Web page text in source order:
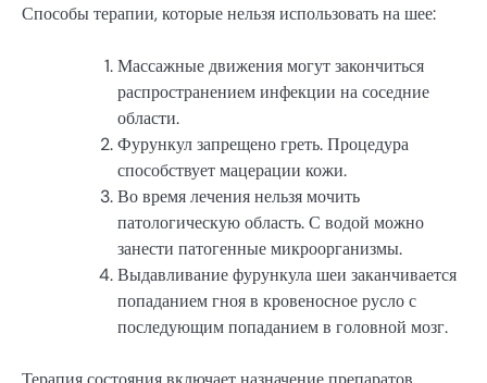
Способы терапии, которые нельзя использовать на шее:
Массажные движения могут закончиться
распространением инфекции на соседние
области.
Фурункул запрещено греть. Процедура
способствует мацерации кожи.
Во время лечения нельзя мочить
патологическую область. С водой можно
занести патогенные микроорганизмы.
Выдавливание фурункула шеи заканчивается
попаданием гноя в кровеносное русло с
последующим попаданием в головной мозг.